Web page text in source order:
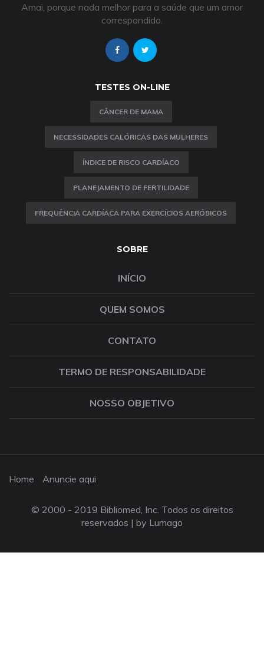
Amai, porque nada melhor para a saúde que um amor
correspondido.
TESTES ON-LINE
CÂNCER DE MAMA
NECESSIDADES CALÓRICAS DAS MULHERES
ÍNDICE DE RISCO CARDÍACO
PLANEJAMENTO DE FERTILIDADE
FREQUÊNCIA CARDÍACA PARA EXERCÍCIOS AERÓBICOS
SOBRE
INÍCIO
QUEM SOMOS
CONTATO
TERMO DE RESPONSABILIDADE
NOSSO OBJETIVO
Home Anuncie aqui
© 2000 - 2019 Bibliomed, Inc. Todos os direitos
reservados | by Lumago